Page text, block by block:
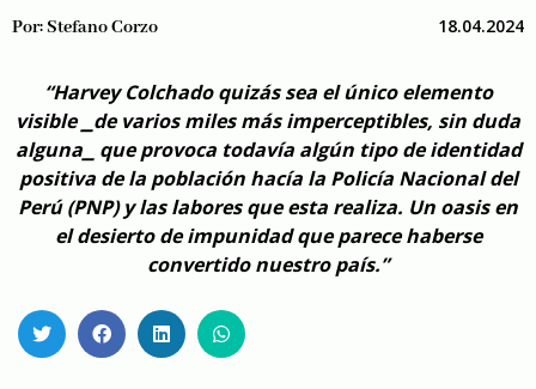
Por:Stefano Corzo 18.04.2024
“Harvey Colchado quizás sea el único elemento
visible ⎯de varios miles más imperceptibles, sin duda
alguna⎯ que provoca todavía algún tipo de identidad
positiva de la población hacía la Policía Nacional del
Perú (PNP) y las labores que esta realiza. Un oasis en
el desierto de impunidad que parece haberse
convertido nuestro país.”